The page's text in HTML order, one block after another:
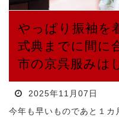
やっぱり振袖を
式典までに間に
市の京呉服みは
2025年11月07日
今年も早いものであと１